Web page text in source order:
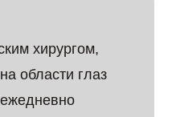
хирургом,
области глаз